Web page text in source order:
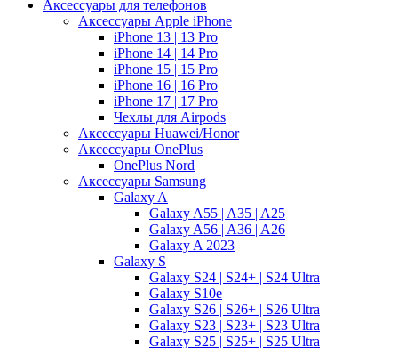
Аксессуары для телефонов
Аксессуары Apple iPhone
iPhone 13 | 13 Pro
iPhone 14 | 14 Pro
iPhone 15 | 15 Pro
iPhone 16 | 16 Pro
iPhone 17 | 17 Pro
Чехлы для Airpods
Аксессуары Huawei/Honor
Аксессуары OnePlus
OnePlus Nord
Аксессуары Samsung
Galaxy A
Galaxy A55 | A35 | A25
Galaxy A56 | A36 | A26
Galaxy A 2023
Galaxy S
Galaxy S24 | S24+ | S24 Ultra
Galaxy S10e
Galaxy S26 | S26+ | S26 Ultra
Galaxy S23 | S23+ | S23 Ultra
Galaxy S25 | S25+ | S25 Ultra